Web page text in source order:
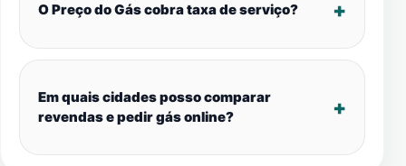
O Preço do Gás cobra taxa de serviço?
Em quais cidades posso comparar
revendas e pedir gás online?